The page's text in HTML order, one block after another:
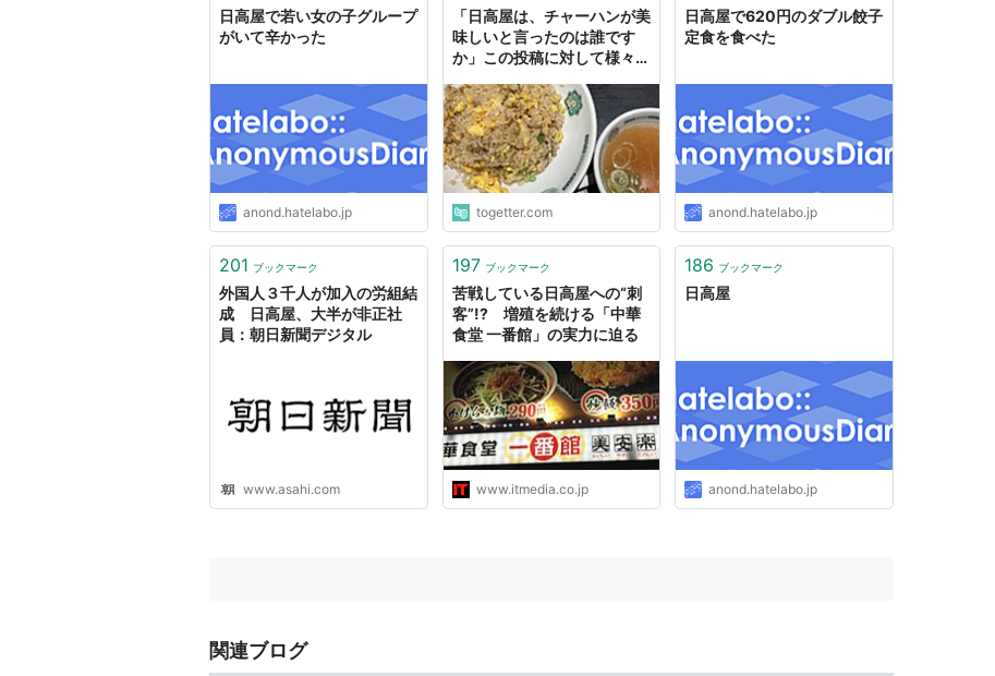
日高屋で若い女の子グループ
がいて辛かった
anond.hatelabo.jp
「日高屋は、チャーハンが美
味しいと言ったのは誰です
か」この投稿に対して様々な
ームラン」を求めて行く場所
ではない
togetter.com
日高屋で620円のダブル餃子
定食を食べた
anond.hatelabo.jp
201 ブックマーク
外国人３千人が加入の労組結
成 日高屋、大半が非正社
員：朝日新聞デジタル
www.asahi.com
197 ブックマーク
苦戦している日高屋への“刺
客”!? 増殖を続ける「中華
食堂 一番館」の実力に迫る
www.itmedia.co.jp
186 ブックマーク
日高屋
anond.hatelabo.jp
関連ブログ